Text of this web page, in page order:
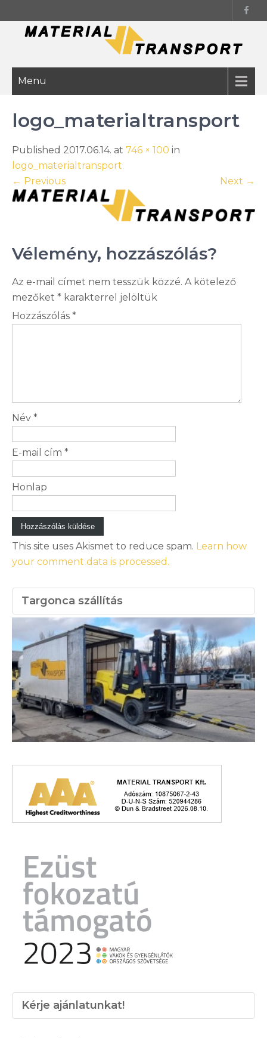
to
content
Menu
logo_materialtransport
Published 2017.06.14. at 746 × 100 in
logo_materialtransport
← Previous Next →
Vélemény, hozzászólás?
Az e-mail címet nem tesszük közzé. A kötelező
mezőket * karakterrel jelöltük
Hozzászólás *
Név *
E-mail cím *
Honlap
This site uses Akismet to reduce spam. Learn how
your comment data is processed.
Targonca szállítás
Kérje ajánlatunkat!